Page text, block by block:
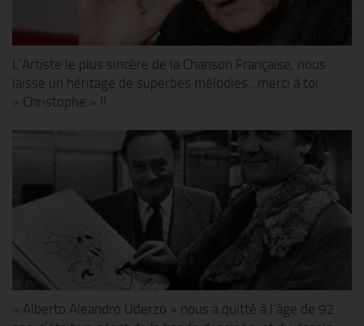
L’Artiste le plus sincère de la Chanson Française, nous
laisse un héritage de superbes mélodies…merci à toi
« Christophe » !!
« Alberto Aleandro Uderzo » nous a quitté à l’âge de 92